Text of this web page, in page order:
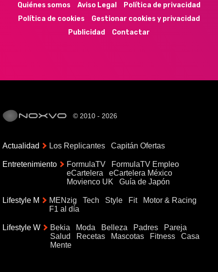
Quiénes somos Aviso Legal
Política de privacidad
Política de cookies
Gestionar cookies y privacidad
Publicidad
Contactar
© 2010 - 2026
Actualidad Los Replicantes Capitán Ofertas
Entretenimiento FormulaTV
FormulaTV Empleo
eCartelera
eCartelera México
Movienco UK
Guía de Japón
Lifestyle M MENzig Tech Style Fit
Motor & Racing
F1 al día
Lifestyle W Bekia Moda Belleza Padres
Pareja
Salud
Recetas Mascotas Fitness
Casa
Mente